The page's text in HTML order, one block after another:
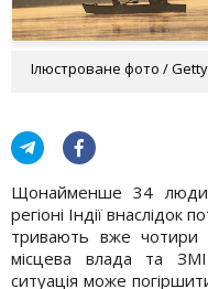
Ілюстроване фото /
Щонайменше 34
регіоні Індії внаслідок
тривають вже чотири
місцева влада та
ситуація може